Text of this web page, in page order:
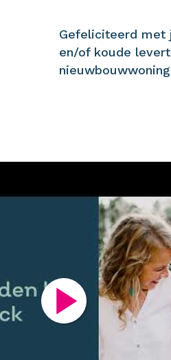
Gefeliciteerd met
en/of koude